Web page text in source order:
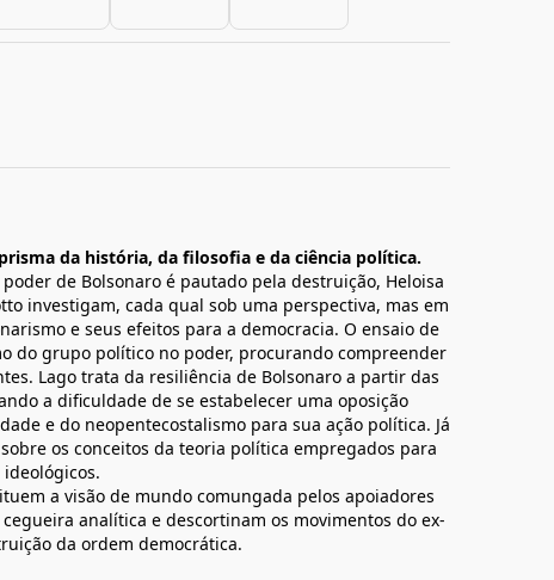
da história, da filosofia e da ciência política.
de Bolsonaro é pautado pela destruição, Heloisa
investigam, cada qual sob uma perspectiva, mas em
e seus efeitos para a democracia. O ensaio de
do grupo político no poder, procurando compreender
Lago trata da resiliência de Bolsonaro a partir das
a dificuldade de se estabelecer uma oposição
e do neopentecostalismo para sua ação política. Já
os conceitos da teoria política empregados para
a visão de mundo comungada pelos apoiadores
analítica e descortinam os movimentos do ex-
da ordem democrática.